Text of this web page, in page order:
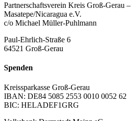
Partnerschaftsverein Kreis Groß-Gerau –
Masatepe/Nicaragua e.V.
c/o Michael Müller-Puhlmann
Paul-Ehrlich-Straße 6
64521 Groß-Gerau
Spenden
Kreissparkasse Groß-Gerau
IBAN: DE84 5085 2553 0010 0052 62
BIC: HELADEF1GRG